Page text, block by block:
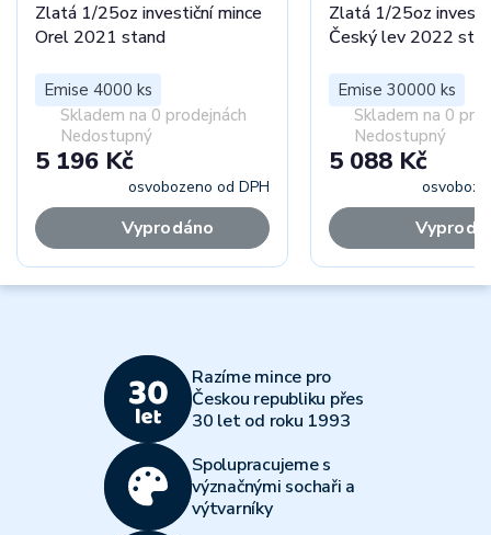
Zlatá 1/25oz investiční mince
Orel 2021 stand
Emise 4000 ks
Skladem na 0 prodejnách
Nedostupný
5 196 Kč
osvobozeno od DPH
Vyprodáno
Zlatá 1/25oz
Český lev 2022
Emise 30000 ks
Skladem na 0
Nedostupný
5 088 Kč
Razíme mince pro
Českou republiku přes
30 let od roku 1993
Spolupracujeme s
význačnými sochaři a
výtvarníky